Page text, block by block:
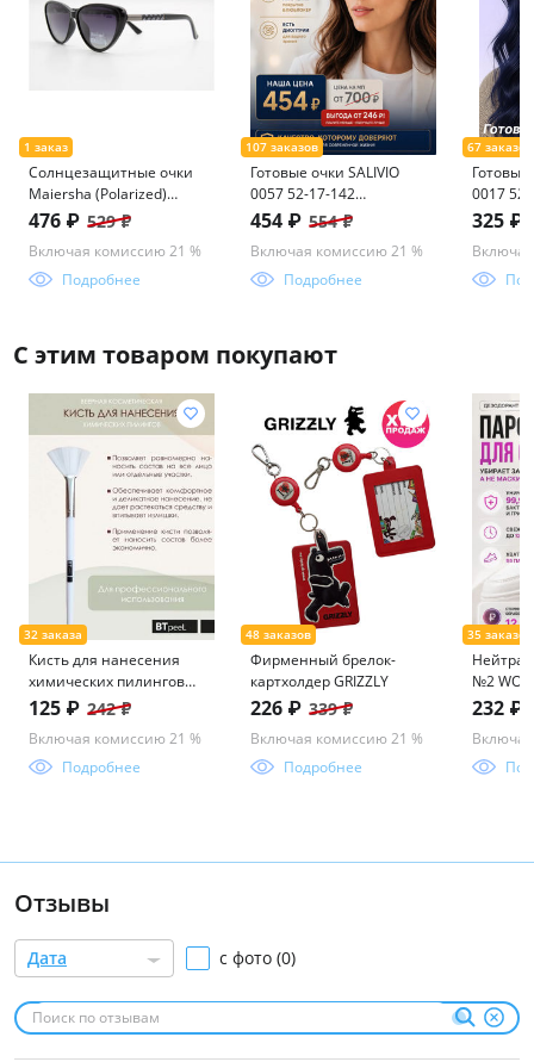
Солнцезащитные очки
Maiersha (Polarized)
03895 60-15-144 С9-124
476 ₽ 529 ₽
Включая комиссию 21 %
Подробнее
Готовые очки SALIVIO
0057 52-17-142
(фотохром+блюблокер)
454 ₽ 554 ₽
Включая комиссию 21 %
Подробнее
Готовые
0017
325 ₽
С этим товаром покупают
Кисть для нанесения
химических пилингов
веерная косметическая
125 ₽ 242 ₽
Включая комиссию 21 %
Подробнее
Фирменный брелок-
картхолдер GRIZZLY
226 ₽ 339 ₽
Включая комиссию 21 %
Подробнее
№2
232 ₽
Отзывы
Дата с фото (0)